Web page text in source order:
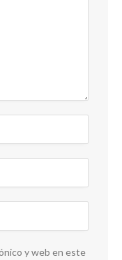
y web en este